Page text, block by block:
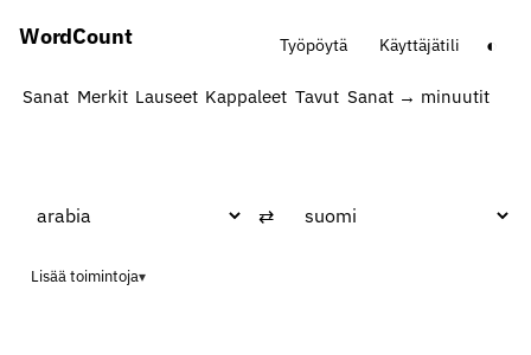
WordCount Työpöytä Käyttäjätili ◐
Sanat Merkit Lauseet Kappaleet Tavut Sanat → minuutit
⇄
Lisää toimintoja